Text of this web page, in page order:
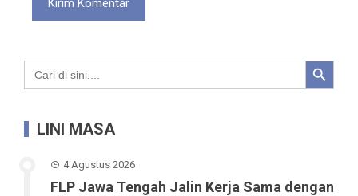
Search
for:
Search Button
LINI MASA
4 Agustus 2026
FLP Jawa Tengah Jalin Kerja Sama dengan